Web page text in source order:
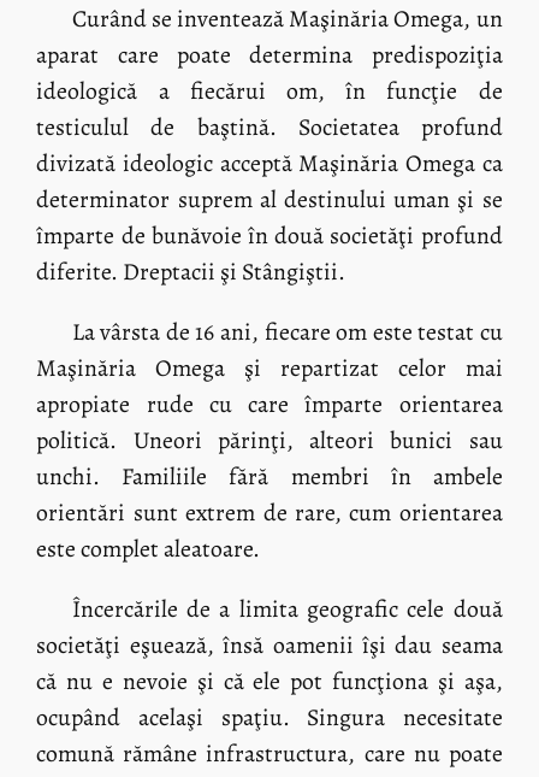
Curând se inventează Maşinăria Omega, un
aparat care poate determina predispoziţia
ideologică a fiecărui om, în funcţie de
testiculul de baştină. Societatea profund
divizată ideologic acceptă Maşinăria Omega ca
determinator suprem al destinului uman şi se
împarte de bunăvoie în două societăţi profund
diferite. Dreptacii şi Stângiştii.
La vârsta de 16 ani, fiecare om este testat cu
Maşinăria Omega şi repartizat celor mai
apropiate rude cu care împarte orientarea
politică. Uneori părinţi, alteori bunici sau
unchi. Familiile fără membri în ambele
orientări sunt extrem de rare, cum orientarea
este complet aleatoare.
Încercările de a limita geografic cele două
societăţi eşuează, însă oamenii îşi dau seama
că nu e nevoie şi că ele pot funcţiona şi aşa,
ocupând acelaşi spaţiu. Singura necesitate
comună rămâne infrastructura, care nu poate